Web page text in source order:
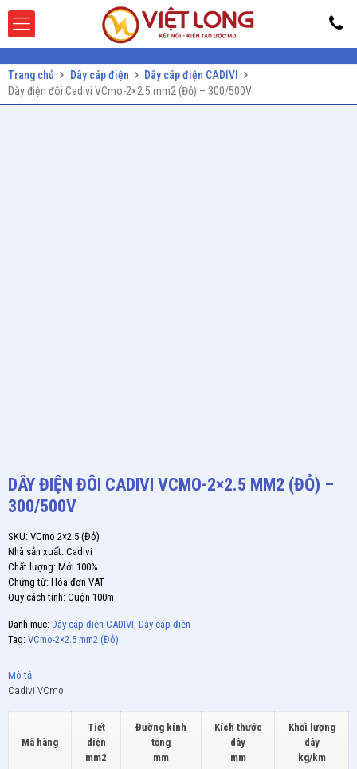
Trang chủ Dây cáp điện
Dây cáp điện CADIVI
Dây điện đôi Cadivi VCmo-2×2.5 mm2 (Đỏ) – 300/500V
DÂY ĐIỆN ĐÔI CADIVI VCMO-2×2.5 MM2 (ĐỎ) –
300/500V
SKU: VCmo 2×2.5 (Đỏ)
Nhà sản xuất: Cadivi
Chất lượng: Mới 100%
Chứng từ: Hóa đơn VAT
Quy cách tính: Cuộn 100m
Danh mục: Dây cáp điện CADIVI, Dây cáp điện
Tag: VCmo-2×2.5 mm2 (Đỏ)
Mô tả
Cadivi VCmo
Mã hàng
Tiết
diện
mm2
Đường kính
tổng
mm
Kích thước
dây
mm
Khối lượng
dây
kg/km